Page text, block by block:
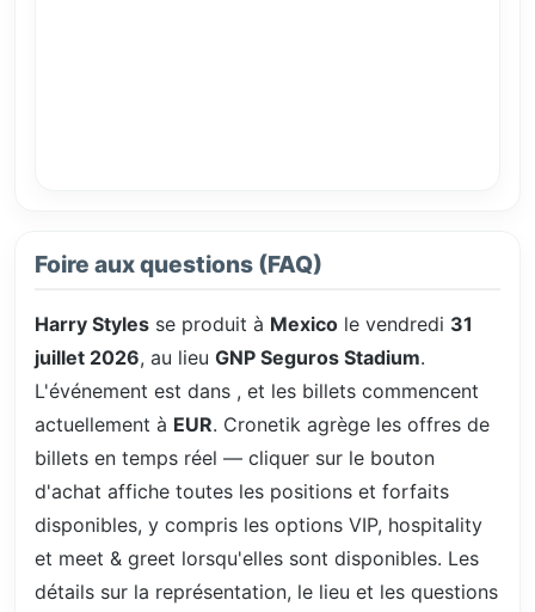
Foire aux questions (FAQ)
Harry Styles se produit à Mexico le vendredi 31
juillet 2026, au lieu GNP Seguros Stadium.
L'événement est dans , et les billets commencent
actuellement à EUR. Cronetik agrège les offres de
billets en temps réel — cliquer sur le bouton
d'achat affiche toutes les positions et forfaits
disponibles, y compris les options VIP, hospitality
et meet & greet lorsqu'elles sont disponibles. Les
détails sur la représentation, le lieu et les questions